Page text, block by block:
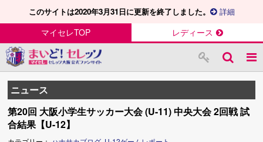
このサイトは2020年3月31日に更新を終了しました。 詳細
マイセレTOP レディース
ニュース
第20回 大阪小学生サッカー大会 (U-11) 中央大会 2回戦 試
合結果【U-12】